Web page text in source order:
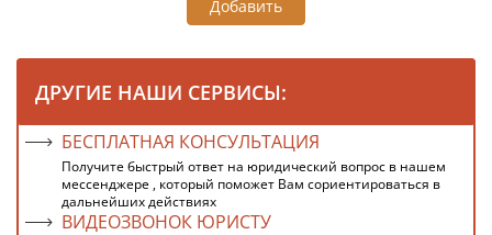
Добавить
ДРУГИЕ НАШИ СЕРВИСЫ:
БЕСПЛАТНАЯ КОНСУЛЬТАЦИЯ
Получите быстрый ответ на юридический вопрос в нашем
мессенджере , который поможет Вам сориентироваться в
дальнейших действиях
ВИДЕОЗВОНОК ЮРИСТУ